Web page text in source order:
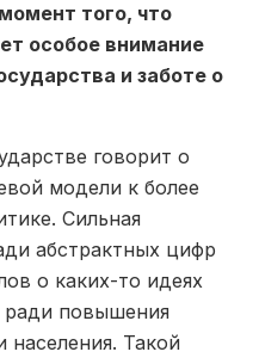
того, что
особое внимание
и заботе о
говорит о
модели к более
Сильная
абстрактных цифр
о каких-то идеях
ради повышения
населения. Такой